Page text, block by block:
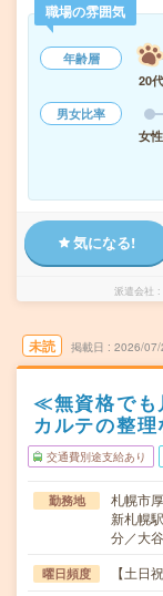
職場の雰囲気
年齢層
20代
男女比率
女性
気になる!
派遣会社
未読 掲載日 2026/07/
≪無資格でも
カルテの整理
交通費別途支給あり
勤務地
札幌市
新札幌
分／大
曜日頻度 【土日